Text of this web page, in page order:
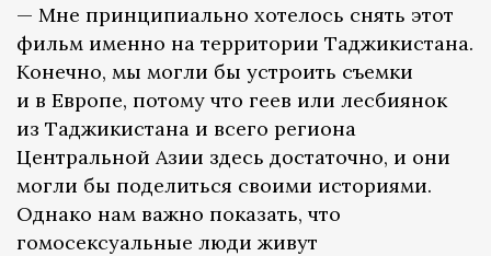
— Мне принципиально хотелось снять этот
фильм именно на территории Таджикистана.
Конечно, мы могли бы устроить съемки
и в Европе, потому что геев или лесбиянок
из Таджикистана и всего региона
Центральной Азии здесь достаточно, и они
могли бы поделиться своими историями.
Однако нам важно показать, что
гомосексуальные люди живут